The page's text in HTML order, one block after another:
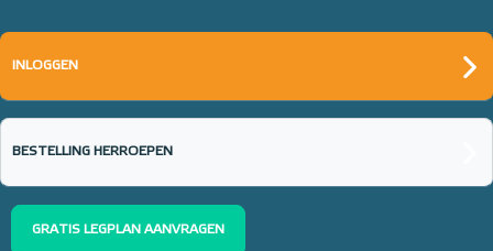
INLOGGEN
BESTELLING HERROEPEN
GRATIS LEGPLAN AANVRAGEN